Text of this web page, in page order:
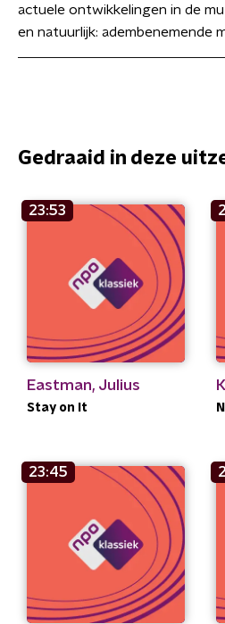
actuele ontwikkelingen in de
en natuurlijk: adembenemende
Gedraaid in deze
23:53
Eastman, Julius
Stay on It
23:45